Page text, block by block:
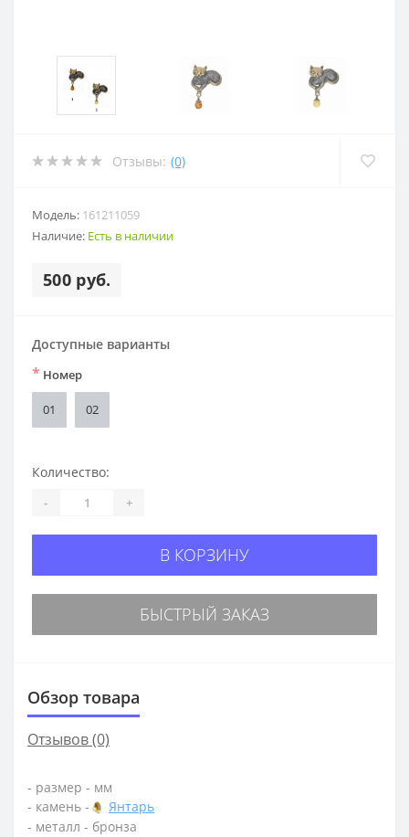
Отзывы: (0)
Модель: 161211059
Наличие: Есть в наличии
500 руб.
Доступные варианты
* Номер
01 02
Количество:
- +
В КОРЗИНУ
БЫСТРЫЙ ЗАКАЗ
Обзор товара
Отзывов (0)
- размер - мм
- камень -
Янтарь
- металл - бронза